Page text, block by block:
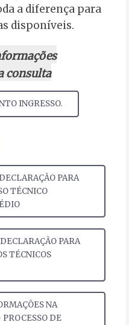
a diferença para
disponíveis.
consulta
INGRESSO.
PARA
TÉCNICO
PARA
TÉCNICOS
NA
DE